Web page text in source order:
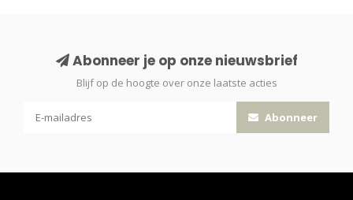
Abonneer je op onze nieuwsbrief
Blijf op de hoogte over onze laatste acties
Abonneer